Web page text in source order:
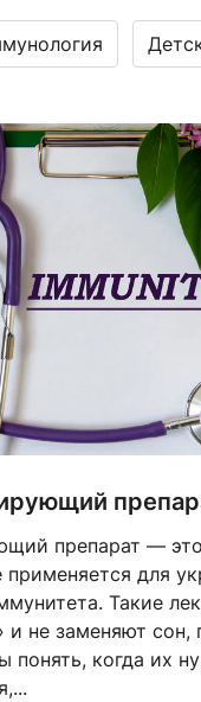
препарат — это
применяется для
Такие
и не заменяют сон,
понять, когда их